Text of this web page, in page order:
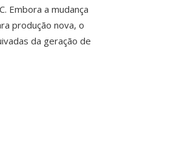
Embora a mudança
produção nova, o
da geração de